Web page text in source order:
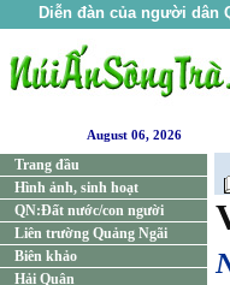
Diễn đàn của người dân
August 06, 2026
Trang đầu
Hình ảnh, sinh hoạt
QN:Đất nước/con người
Liên trường Quảng Ngãi
Biên khảo
Hải Quân